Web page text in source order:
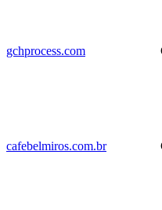
gchprocess.com
cafebelmiros.com.br